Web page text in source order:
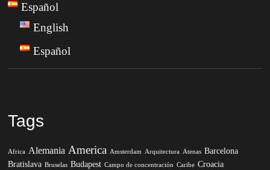
Español
English
Español
Tags
Africa Alemania America Amsterdam Arquitectura Atenas Barcelona
Bratislava Bruselas Budapest Campo de concentración Caribe Croacia